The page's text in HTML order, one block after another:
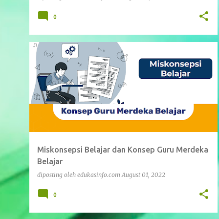
0
Miskonsepsi Belajar dan Konsep Guru Merdeka
Belajar
diposting oleh edukasinfo.com August 01, 2022
MERDEKA BELAJAR
0